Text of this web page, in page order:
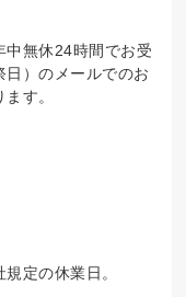
中無休24時間でお受
）のメールでのお
す。
定の休業日。